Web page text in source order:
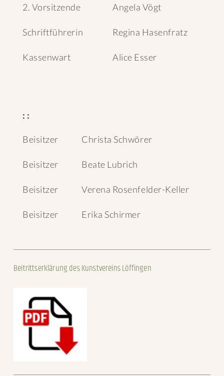
2. Vorsitzende Angela Vögt
Schriftführerin Regina Hasenfratz
Kassenwart Alice Esser
: :
Beisitzer Christa Schwörer
Beisitzer Beate Lubrich
Beisitzer Verena Rosenfelder-Keller
Beisitzer Erika Schirmer
Beitrittserklärung des Kunstvereins Löffingen